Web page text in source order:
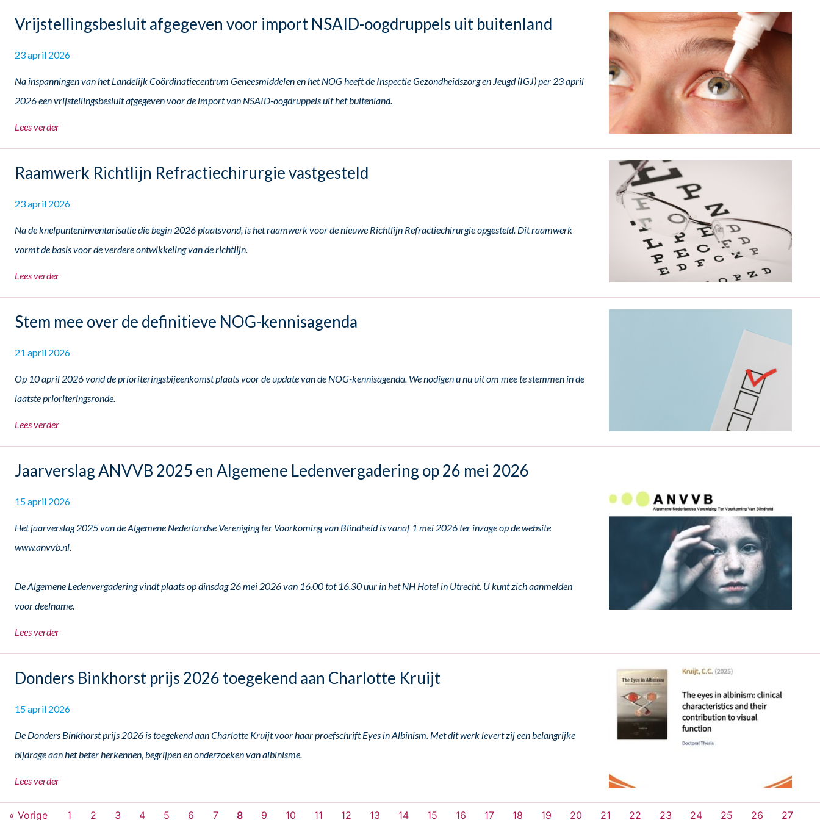
Vrijstellingsbesluit afgegeven voor import NSAID-oogdruppels uit buitenland
23 april 2026
Na inspanningen van het Landelijk Coördinatiecentrum Geneesmiddelen en het NOG heeft de Inspectie Gezondheidszorg en Jeugd (IGJ) per 23 april
2026 een vrijstellingsbesluit afgegeven voor de import van NSAID-oogdruppels uit het buitenland.
Lees verder
Raamwerk Richtlijn Refractiechirurgie vastgesteld
23 april 2026
Na de knelpunteninventarisatie die begin 2026 plaatsvond, is het raamwerk voor de nieuwe Richtlijn Refractiechirurgie opgesteld. Dit raamwerk
vormt de basis voor de verdere ontwikkeling van de richtlijn.
Lees verder
Stem mee over de definitieve NOG-kennisagenda
21 april 2026
Op 10 april 2026 vond de prioriteringsbijeenkomst plaats voor de update van de NOG-kennisagenda. We nodigen u nu uit om mee te stemmen in de
laatste prioriteringsronde.
Lees verder
Jaarverslag ANVVB 2025 en Algemene Ledenvergadering op 26 mei 2026
15 april 2026
Het jaarverslag 2025 van de Algemene Nederlandse Vereniging ter Voorkoming van Blindheid is vanaf 1 mei 2026 ter inzage op de website
www.anvvb.nl.
De Algemene Ledenvergadering vindt plaats op dinsdag 26 mei 2026 van 16.00 tot 16.30 uur in het NH Hotel in Utrecht. U kunt zich aanmelden
voor deelname.
Lees verder
Donders Binkhorst prijs 2026 toegekend aan Charlotte Kruijt
15 april 2026
De Donders Binkhorst prijs 2026 is toegekend aan Charlotte Kruijt voor haar proefschrift Eyes in Albinism. Met dit werk levert zij een belangrijke
bijdrage aan het beter herkennen, begrijpen en onderzoeken van albinisme.
Lees verder
« Vorige 1 2 3 4 5 6 7 8 9 10 11 12 13 14 15 16 17 18 19 20 21 22 23 24 25 26 27